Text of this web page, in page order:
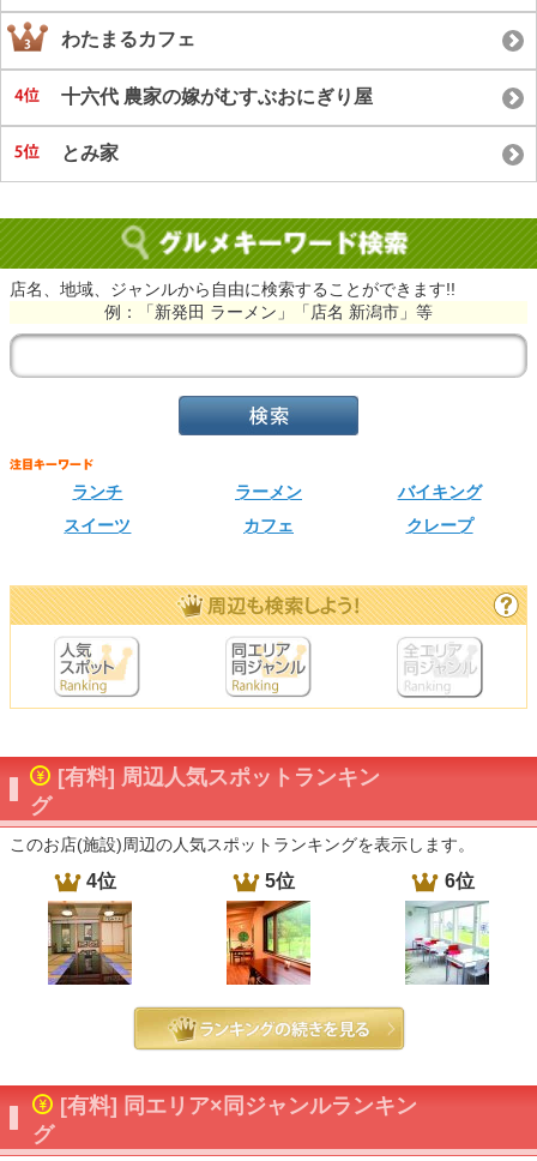
わたまるカフェ
十六代 農家の嫁がむすぶおにぎり屋
とみ家
店名、地域、ジャンルから自由に検索することができます!!
例：「新発田 ラーメン」「店名 新潟市」等
ランチ ラーメン
バイキング
スイーツ
カフェ クレープ
[有料] 周辺人気スポットランキン
グ
このお店(施設)周辺の人気スポットランキングを表示します。
4位 5位 6位
[有料] 同エリア×同ジャンルランキン
グ